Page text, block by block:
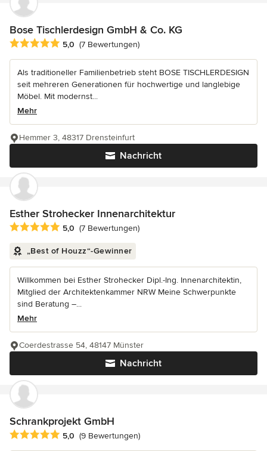
Bose Tischlerdesign GmbH & Co. KG
Durchschnittliche Bewertung: 5 von 5 Sternen
5,0 (7 Bewertungen)
Als traditioneller Familienbetrieb steht BOSE TISCHLERDESIGN
seit mehreren Generationen für hochwertige und langlebige
Möbel. Mit modernst...
Mehr
Nachricht
Hemmer 3, 48317 Drensteinfurt
Esther Strohecker Innenarchitektur
Durchschnittliche Bewertung: 5 von 5 Sternen
5,0 (7 Bewertungen)
„Best of Houzz“-Gewinner
Willkommen bei Esther Strohecker Dipl.-Ing. Innenarchitektin,
Mitglied der Architektenkammer NRW Meine Schwerpunkte
sind Beratung –...
Mehr
Nachricht
Coerdestrasse 54, 48147 Münster
Schrankprojekt GmbH
Durchschnittliche Bewertung: 5 von 5 Sternen
5,0 (9 Bewertungen)